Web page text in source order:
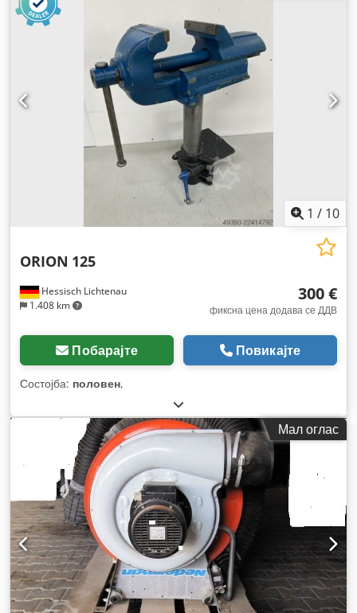
1 / 10
Hessisch Lichtenau
1.408 km
ORION 125
300 €
фиксна цена додава се ДДВ
Побарајте Повикајте
Состојба: половен,
Мал оглас